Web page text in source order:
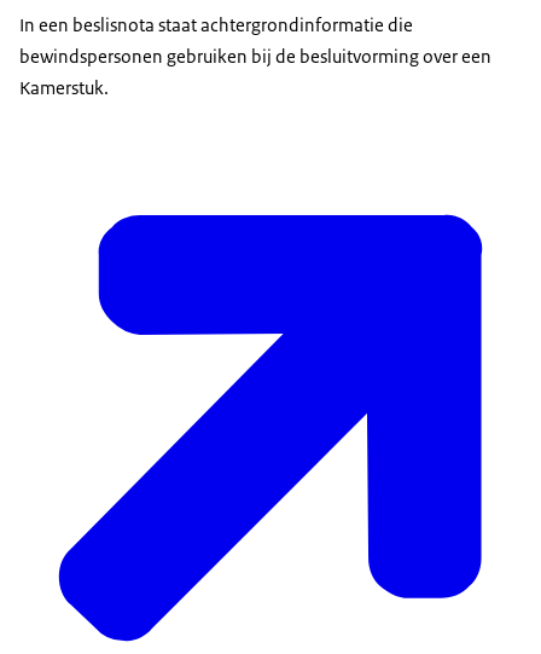
In een beslisnota staat achtergrondinformatie die
bewindspersonen gebruiken bij de besluitvorming over een
Kamerstuk.